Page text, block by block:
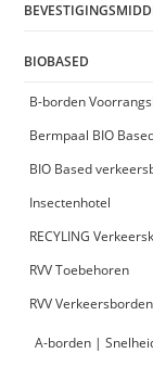
BIOBASED
B-borden
Bermpaal BIO
BIO Based
Insectenhotel
RECYLING
RVV Toebehoren
RVV Verkeersborden
A-borden |